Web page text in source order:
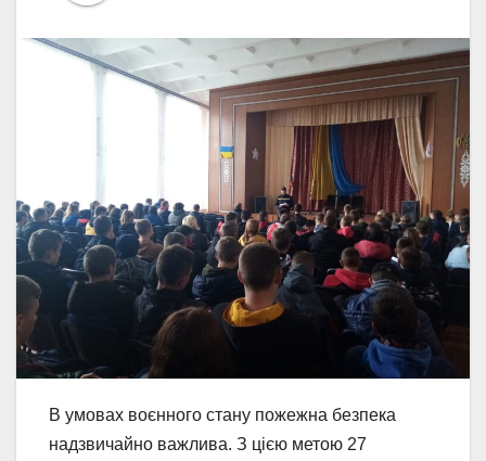
В умовах воєнного стану пожежна безпека
надзвичайно важлива. З цією метою 27